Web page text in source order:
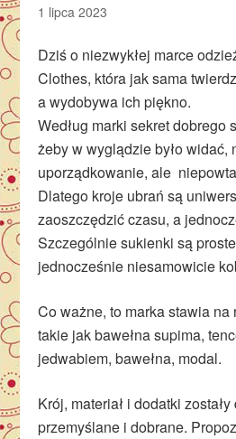
1 lipca 2023
Dziś o niezwykłej marce
Clothes, która jak sama
a wydobywa ich piękno.
Według marki sekret dobrego
żeby w wyglądzie było widać,
uporządkowanie, ale
Dlatego kroje ubrań są
zaoszczędzić czasu, a
Szczególnie sukienki są
jednocześnie niesamowicie
Co ważne, to marka stawia na
takie jak bawełna supima,
jedwabiem, bawełna, modal.
Krój, materiał i dodatki zostały
przemyślane i dobrane.